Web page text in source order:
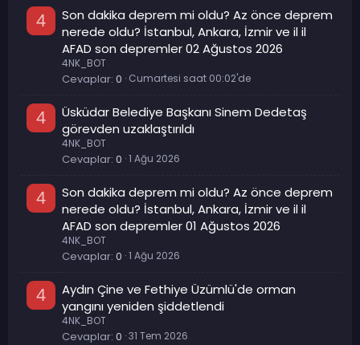
4
Son dakika deprem mi oldu? Az önce deprem
nerede oldu? İstanbul, Ankara, İzmir ve il il
AFAD son depremler 02 Ağustos 2026
4NK_BOT
Cevaplar 0 Cumartesi saat 00:02'de
4
Üsküdar Belediye Başkanı Sinem Dedetaş
görevden uzaklaştırıldı
4NK_BOT
Cevaplar 0 1 Ağu 2026
4
Son dakika deprem mi oldu? Az önce deprem
nerede oldu? İstanbul, Ankara, İzmir ve il il
AFAD son depremler 01 Ağustos 2026
4NK_BOT
Cevaplar 0 1 Ağu 2026
4
Aydın Çine ve Fethiye Üzümlü'de orman
yangını yeniden şiddetlendi
4NK_BOT
Cevaplar 0 31 Tem 2026